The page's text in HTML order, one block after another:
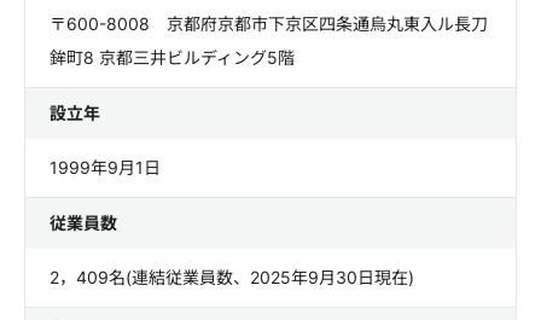
〒600-8008 京都府京都市下京区四条通烏丸東入ル長刀
鉾町8 京都三井ビルディング5階
設立年
1999年9月1日
従業員数
2，409名(連結従業員数、2025年9月30日現在)